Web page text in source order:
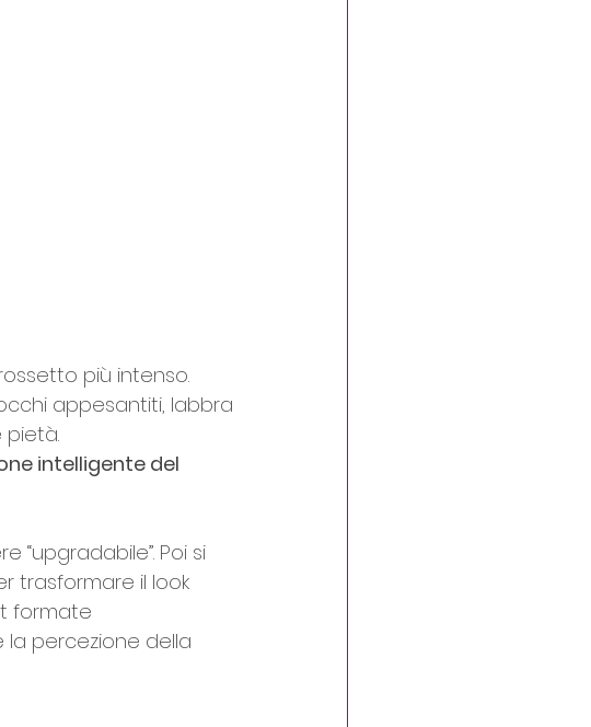
più intenso.
appesantiti, labbra
intelligente del
Poi si
trasformare il look
formate
percezione della